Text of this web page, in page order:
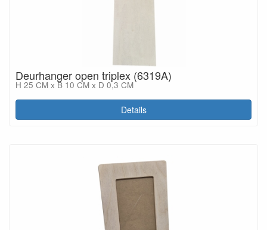
Deurhanger open triplex (6319A)
H 25 CM x B 10 CM x D 0,3 CM
Details